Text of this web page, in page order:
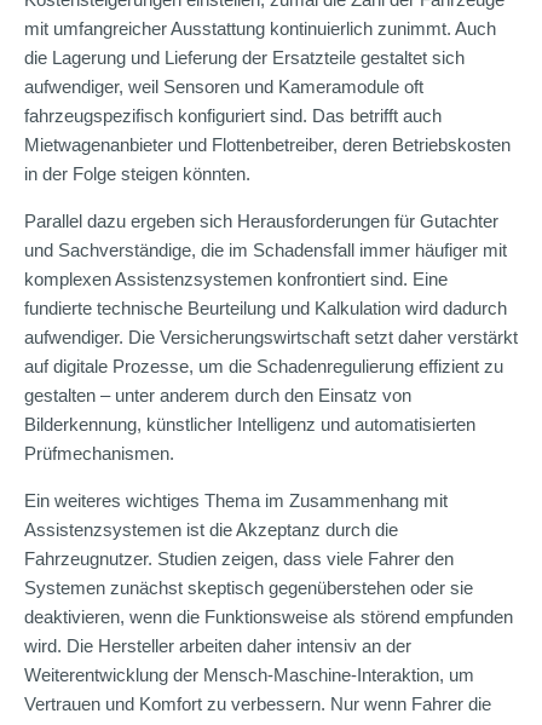
mit umfangreicher Ausstattung kontinuierlich zunimmt. Auch
die Lagerung und Lieferung der Ersatzteile gestaltet sich
aufwendiger, weil Sensoren und Kameramodule oft
fahrzeugspezifisch konfiguriert sind. Das betrifft auch
Mietwagenanbieter und Flottenbetreiber, deren Betriebskosten
in der Folge steigen könnten.
Parallel dazu ergeben sich Herausforderungen für Gutachter
und Sachverständige, die im Schadensfall immer häufiger mit
komplexen Assistenzsystemen konfrontiert sind. Eine
fundierte technische Beurteilung und Kalkulation wird dadurch
aufwendiger. Die Versicherungswirtschaft setzt daher verstärkt
auf digitale Prozesse, um die Schadenregulierung effizient zu
gestalten – unter anderem durch den Einsatz von
Bilderkennung, künstlicher Intelligenz und automatisierten
Prüfmechanismen.
Ein weiteres wichtiges Thema im Zusammenhang mit
Assistenzsystemen ist die Akzeptanz durch die
Fahrzeugnutzer. Studien zeigen, dass viele Fahrer den
Systemen zunächst skeptisch gegenüberstehen oder sie
deaktivieren, wenn die Funktionsweise als störend empfunden
wird. Die Hersteller arbeiten daher intensiv an der
Weiterentwicklung der Mensch-Maschine-Interaktion, um
Vertrauen und Komfort zu verbessern. Nur wenn Fahrer die